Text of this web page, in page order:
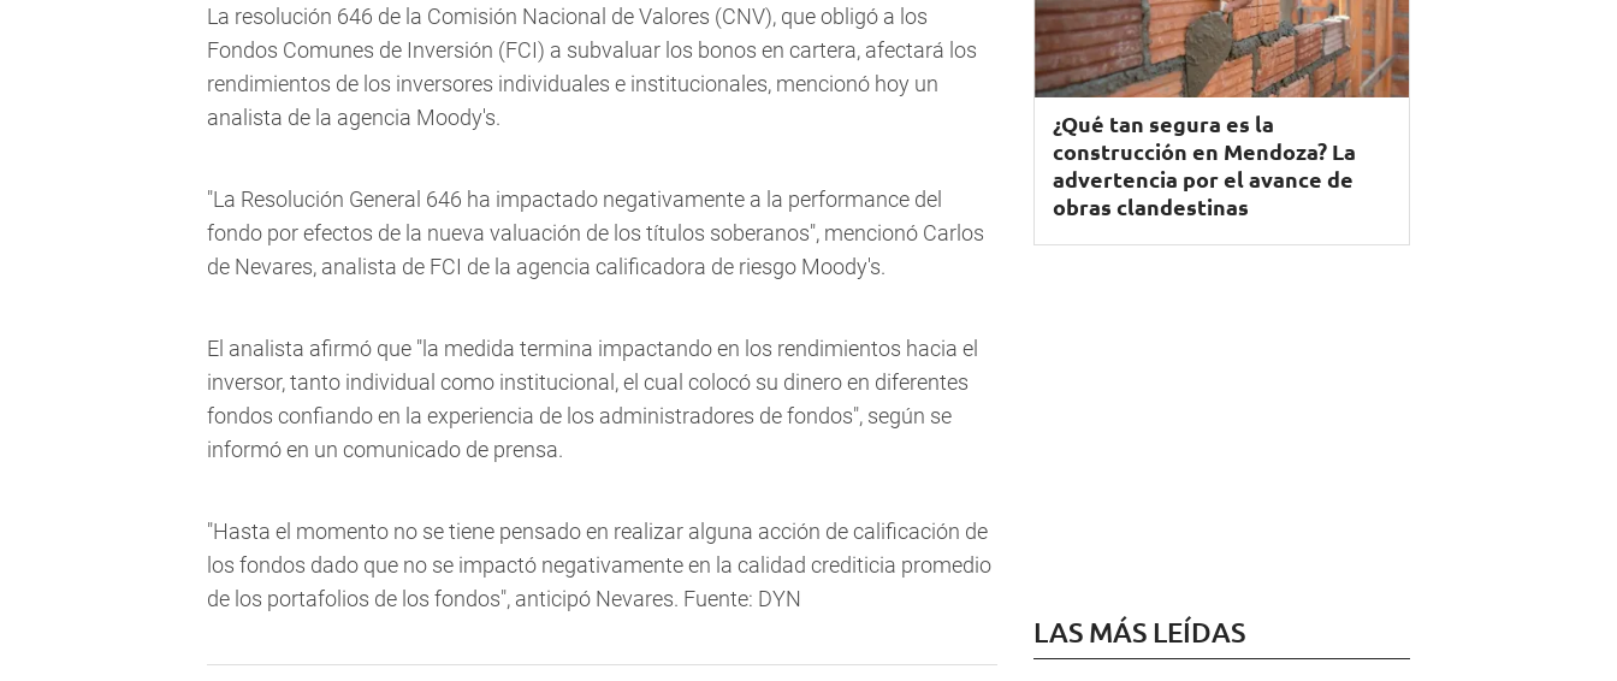
La resolución 646 de la Comisión Nacional de Valores (CNV), que obligó a los
Fondos Comunes de Inversión (FCI) a subvaluar los bonos en cartera, afectará los
rendimientos de los inversores individuales e institucionales, mencionó hoy un
analista de la agencia Moody's.
"La Resolución General 646 ha impactado negativamente a la performance del
fondo por efectos de la nueva valuación de los títulos soberanos", mencionó Carlos
de Nevares, analista de FCI de la agencia calificadora de riesgo Moody's.
El analista afirmó que "la medida termina impactando en los rendimientos hacia el
inversor, tanto individual como institucional, el cual colocó su dinero en diferentes
fondos confiando en la experiencia de los administradores de fondos", según se
informó en un comunicado de prensa.
"Hasta el momento no se tiene pensado en realizar alguna acción de calificación de
los fondos dado que no se impactó negativamente en la calidad crediticia promedio
de los portafolios de los fondos", anticipó Nevares. Fuente: DYN
¿Qué tan segura es la
construcción en Mendoza? La
advertencia por el avance de
obras clandestinas
LAS MÁS LEÍDAS